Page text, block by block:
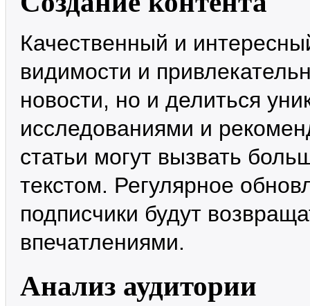
Качественный и
видимости и
новости, но и делиться
исследованиями и
статьи могут вызвать
текстом. Регулярное
подписчики будут
впечатлениями.
Анализ аудитории